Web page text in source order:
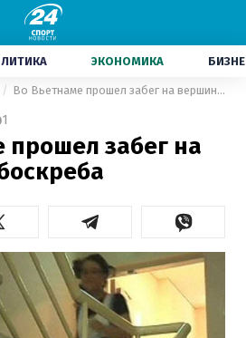
ЭКОНОМИКА
Во Вьетнаме прошел забег на вершину небоскреба
1
прошел забег на